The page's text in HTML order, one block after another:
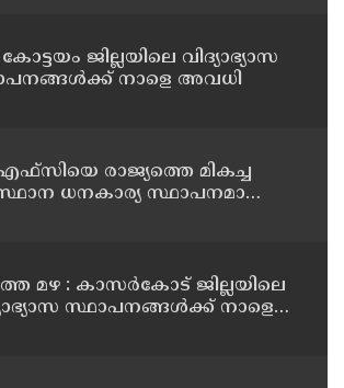
ജില്ലയിലെ വിദ്യാഭ്യാസ
നാളെ അവധി
രാജ്യത്തെ മികച്ച
ധനകാര്യ സ്ഥാപനമാക്കും:
മഴ : കാസർകോട് ജില്ലയിലെ
സ്ഥാപനങ്ങൾക്ക് നാളെ